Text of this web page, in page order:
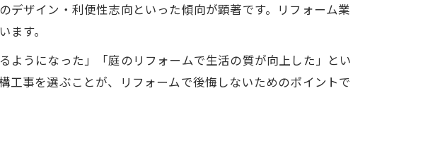
ザイン・利便性志向といった傾向が顕著です。リフォーム業
す。
うになった」「庭のリフォームで生活の質が向上した」とい
事を選ぶことが、リフォームで後悔しないためのポイントで